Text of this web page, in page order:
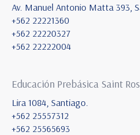
Av. Manuel Antonio Matta 393,
+562 22221360
+562 22220327
+562 22222004
Educación Prebásica Saint
Lira 1084, Santiago.
+562 25557312
+562 25565693